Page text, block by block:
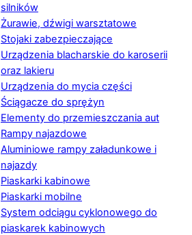
silników
Żurawie, dźwigi warsztatowe
Stojaki zabezpieczające
Urządzenia blacharskie do karoserii
oraz lakieru
Urządzenia do mycia części
Ściągacze do sprężyn
Elementy do przemieszczania aut
Rampy najazdowe
Aluminiowe rampy załadunkowe i
najazdy
Piaskarki kabinowe
Piaskarki mobilne
System odciągu cyklonowego do
piaskarek kabinowych